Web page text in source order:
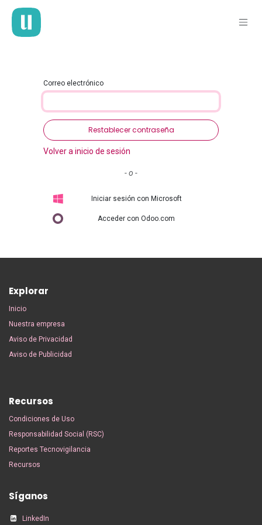
Correo electrónico
Restablecer contraseña
Volver a inicio de sesión
- o -
Iniciar sesión con Microsoft
Acceder con Odoo.com
Explorar
Inicio
Nuestra empresa
Aviso de Privacidad
Aviso de Publicidad
Recursos
Condiciones de Uso
Responsabilidad Social (RSC)
Reportes Tecnovigilancia
Recursos
Síganos
LinkedIn